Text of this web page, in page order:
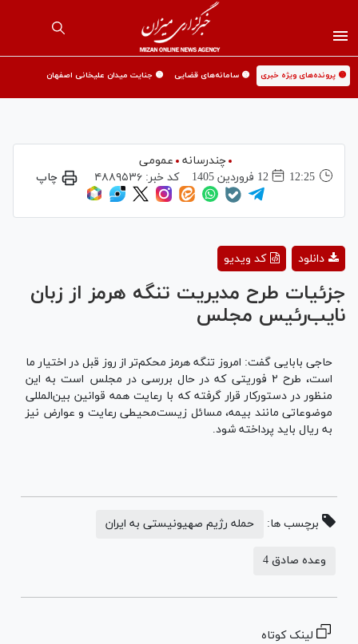
🟡 پرونده‌های ویژه خبری 🟡 سامانه‌های قضایی 🟡 جنایت میدان علیخانی اصفهان
چندرسانه
عمومی
12:25
12 فروردين 1405 کد خبر:۴۸۸۹۵۳۶ چاپ
Video
کد ویدیو دانلود
جزئیات طرح مدیریت تنگه هرمز از زبان
نایب‌رئیس مجلس
حاجی بابایی گفت: امروز تنگه هرمز محکم‌تر از روز قبل در اختیار ما
است، طرح ۲ فوریتی که در حال بررسی در مجلس است به این
منظور در دستورکار قرار گرفته که با رعایت همه قوانین بین‌المللی
موضوعاتی مانند بیمه، مسائل زیست‌محیطی رعایت و عوارض نیز
به ریال باید پرداخته شود.
برچسب ها: حمله رژیم صهیونیستی به ایران
وعده صادق 4
لینک کوتاه